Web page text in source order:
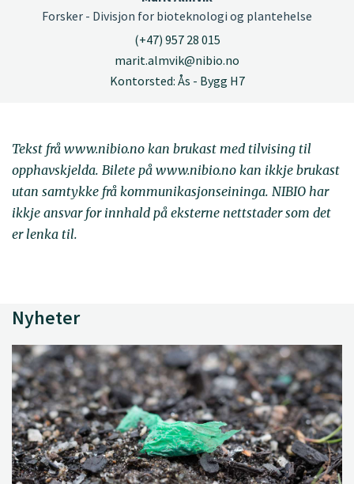
Forsker - Divisjon for bioteknologi og plantehelse
(+47) 957 28 015
marit.almvik@nibio.no
Kontorsted: Ås - Bygg H7
Tekst frå www.nibio.no kan brukast med tilvising til
opphavskjelda. Bilete på www.nibio.no kan ikkje brukast
utan samtykke frå kommunikasjonseininga. NIBIO har
ikkje ansvar for innhald på eksterne nettstader som det
er lenka til.
Nyheter